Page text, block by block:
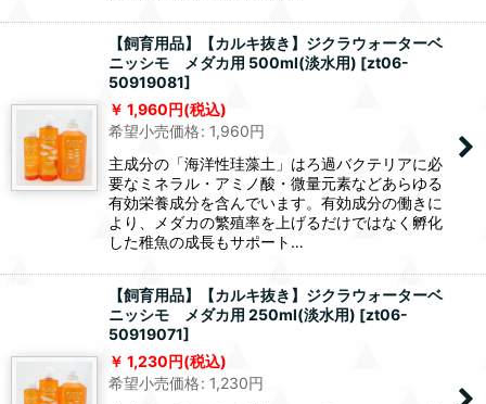
【飼育用品】【カルキ抜き】ジクラウォーターベ
ニッシモ メダカ用 500ml(淡水用) [zt06-
50919081]
1,960円(税込)
希望小売価格: 1,960円
主成分の「海洋性珪藻土」はろ過バクテリアに必
要なミネラル・アミノ酸・微量元素などあらゆる
有効栄養成分を含んでいます。有効成分の働きに
より、メダカの繁殖率を上げるだけではなく孵化
した稚魚の成長もサポート…
【飼育用品】【カルキ抜き】ジクラウォーターベ
ニッシモ メダカ用 250ml(淡水用) [zt06-
50919071]
1,230円(税込)
希望小売価格: 1,230円